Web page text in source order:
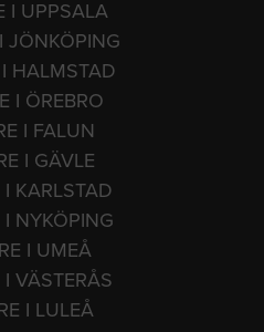
I UPPSALA
JÖNKÖPING
HALMSTAD
I ÖREBRO
I FALUN
I GÄVLE
KARLSTAD
I NYKÖPING
I UMEÅ
VÄSTERÅS
I LULEÅ